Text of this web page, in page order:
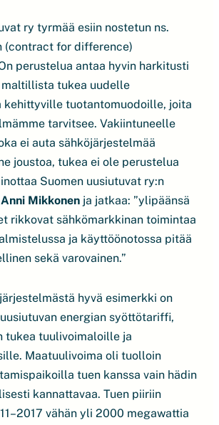
ry tyrmää esiin nostetun ns.
(contract for difference)
perustelua antaa hyvin harkitusti
tukea uudelle
kehittyville tuotantomuodoille, joita
tarvitsee. Vakiintuneelle
ei auta sähköjärjestelmää
joustoa, tukea ei ole perustelua
Suomen uusiutuvat ry:n
Anni Mikkonen ja jatkaa: ”ylipäänsä
rikkovat sähkömarkkinan toimintaa
ja käyttöönotossa pitää
sekä varovainen.”
hyvä esimerkki on
energian syöttötariffi,
tukea tuulivoimaloille ja
Maatuulivoima oli tuolloin
tuen kanssa vain hädin
kannattavaa. Tuen piiriin
vähän yli 2000 megawattia